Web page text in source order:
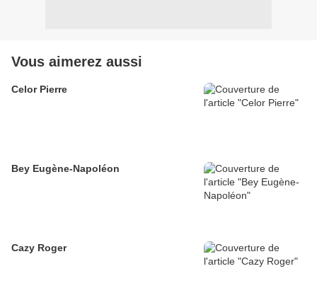
Vous aimerez aussi
Celor Pierre
Bey Eugène-Napoléon
Cazy Roger